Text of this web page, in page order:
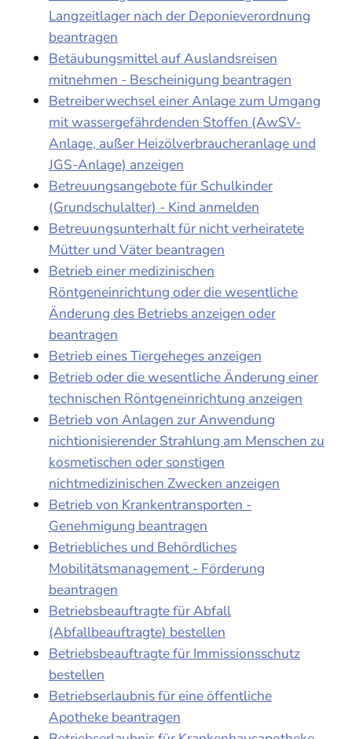
Langzeitlager nach der Deponieverordnung
beantragen
Betäubungsmittel auf Auslandsreisen
mitnehmen - Bescheinigung beantragen
Betreiberwechsel einer Anlage zum Umgang
mit wassergefährdenden Stoffen (AwSV-
Anlage, außer Heizölverbraucheranlage und
JGS-Anlage) anzeigen
Betreuungsangebote für Schulkinder
(Grundschulalter) - Kind anmelden
Betreuungsunterhalt für nicht verheiratete
Mütter und Väter beantragen
Betrieb einer medizinischen
Röntgeneinrichtung oder die wesentliche
Änderung des Betriebs anzeigen oder
beantragen
Betrieb eines Tiergeheges anzeigen
Betrieb oder die wesentliche Änderung einer
technischen Röntgeneinrichtung anzeigen
Betrieb von Anlagen zur Anwendung
nichtionisierender Strahlung am Menschen zu
kosmetischen oder sonstigen
nichtmedizinischen Zwecken anzeigen
Betrieb von Krankentransporten -
Genehmigung beantragen
Betriebliches und Behördliches
Mobilitätsmanagement - Förderung
beantragen
Betriebsbeauftragte für Abfall
(Abfallbeauftragte) bestellen
Betriebsbeauftragte für Immissionsschutz
bestellen
Betriebserlaubnis für eine öffentliche
Apotheke beantragen